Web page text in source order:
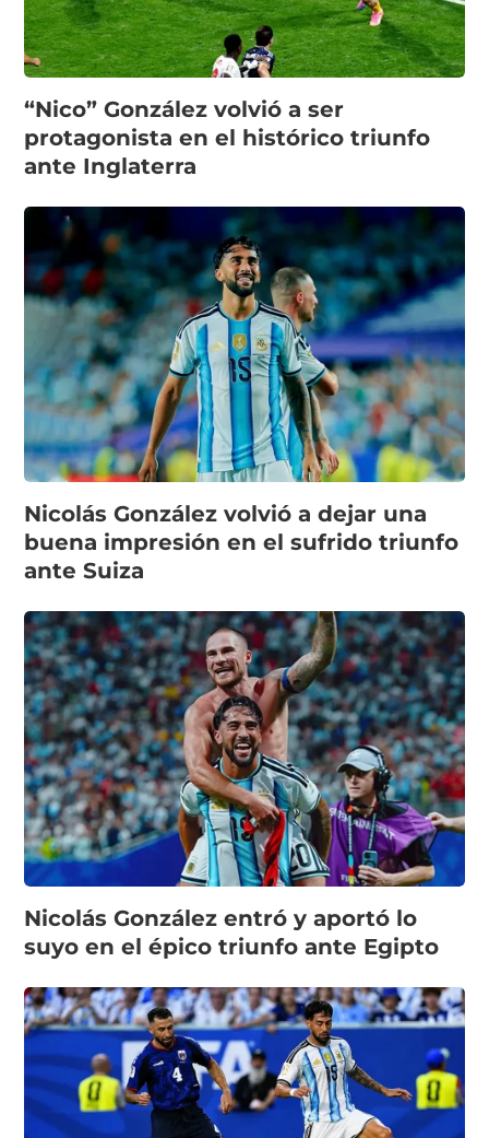
“Nico” González volvió a ser
protagonista en el histórico triunfo
ante Inglaterra
Nicolás González volvió a dejar una
buena impresión en el sufrido triunfo
ante Suiza
Nicolás González entró y aportó lo
suyo en el épico triunfo ante Egipto